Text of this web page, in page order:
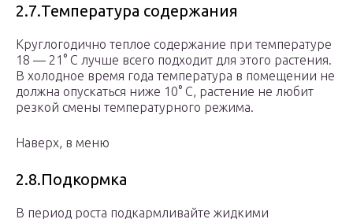
2.7.Температура содержания
Круглогодично теплое содержание при температуре
18 — 21° С лучше всего подходит для этого растения.
В холодное время года температура в помещении не
должна опускаться ниже 10° С, растение не любит
резкой смены температурного режима.
Наверх, в меню
2.8.Подкормка
В период роста подкармливайте жидкими